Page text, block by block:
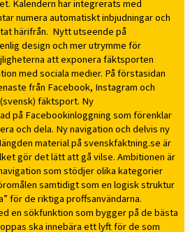
Kalendern har integrerats med
numera automatiskt inbjudningar och
härifrån. Nytt utseende på
design och mer utrymme för
att exponera fäktsporten
med sociala medier. På förstasidan
från Facebook, Instagram och
fäktsport. Ny
på Facebookinloggning som förenklar
och dela. Ny navigation och delvis ny
material på svenskfaktning.se är
gör det lätt att gå vilse. Ambitionen är
som stödjer olika kategorier
samtidigt som en logisk struktur
för de riktiga proffsanvändarna.
en sökfunktion som bygger på de bästa
ska innebära ett lyft för de som